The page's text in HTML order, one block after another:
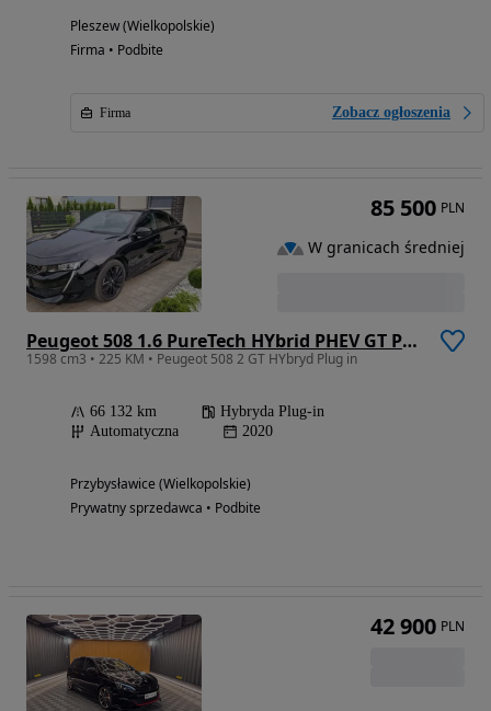
Pleszew (Wielkopolskie)
Firma • Podbite
Firma Zobacz ogłoszenia
Peugeot 508 1.6 PureTech HYbrid PHEV GT Pack S&S EAT8
1598 cm3 • 225 KM • Peugeot 508 2 GT HYbryd Plug in
66 132 km
Hybryda Plug-in
Automatyczna
2020
Przybysławice (Wielkopolskie)
Prywatny sprzedawca • Podbite
85 500 PLN
W granicach średniej
42 900 PLN